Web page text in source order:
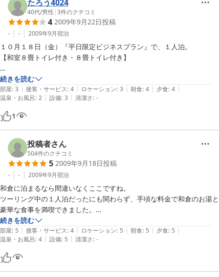
たろう4024
40代/男性 |3件のクチコミ
4 2009年9月22日投稿
- - 2009年9月宿泊
１０月１８日（金）『平日限定ビジネスプラン』で、１人泊。
【和室８畳トイレ付き・８畳トイレ付き】
《お風呂》
全１０室だと普通？の広さ、露天風呂無し、隣の建物から丸見え（おっ
さんだからＯＫ）
《食事》
ボリューム満点。ちまちまと凝った料理ではなく、直球・ストレート勝
負と言う感じ！
部屋で戴く。
「新米ではない」との事でしたが、能登米が美味しい。当然、能登の海
の幸は美味でした。コショウの効いたアサリの酒蒸しは特に美味！！
朝食は２階の広間で和定食を戴く。こちらもボリュームあり。
《お風呂》
全１０室に相応しく？、少々狭め。露天風呂無し。男風呂は隣の建物か
ら丸見え。まあ、
おっさんだからＯＫ！か？
《部屋》
８畳のプランだったが、１２畳？の部屋に泊めて戴きました（トイレ付
き）
続きを読む
部屋: 3 | 接客・サービス: 4 | ロケーション: 3 | 朝食: 4 | 夕食: 4 |
温泉・お風呂: 2 | 設備: 3 | 清潔さ: -
1
投稿者さん
504件のクチコミ
5 2009年9月18日投稿
- - 2009年9月宿泊
和倉に泊まるなら間違いなくここですね。
ツーリング中の１人泊だったにも関わらず、手頃な料金で和倉のお湯と
豪華な食事を満喫できました。
部屋も、閑散期だったからとは思いますが、料金に見合わない大変立派
な部屋を利用させて頂きました。
能登は中々頻繁には行けるところではありませんが、機会を見て再利用
したいと思っています。
続きを読む
部屋: 5 | 接客・サービス: 4 | ロケーション: 5 | 朝食: 5 | 夕食: 5 |
温泉・お風呂: 4 | 設備: 5 | 清潔さ: -